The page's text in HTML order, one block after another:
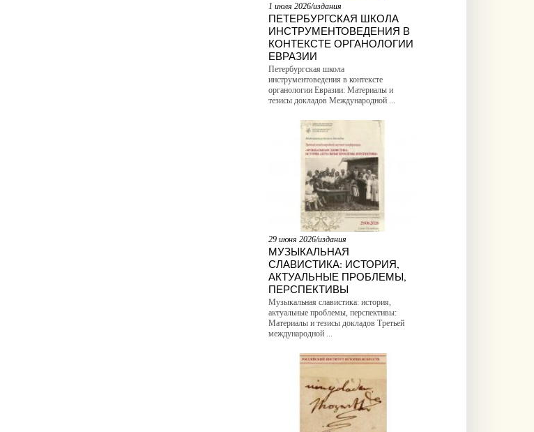
1 июля 2026/издания
ПЕТЕРБУРГСКАЯ ШКОЛА
ИНСТРУМЕНТОВЕДЕНИЯ В
КОНТЕКСТЕ ОРГАНОЛОГИИ
ЕВРАЗИИ
Петербургская школа
инструментоведения в контексте
органологии Евразии: Материалы и
тезисы докладов Международной ...
29 июня 2026/издания
МУЗЫКАЛЬНАЯ
СЛАВИСТИКА: ИСТОРИЯ,
АКТУАЛЬНЫЕ ПРОБЛЕМЫ,
ПЕРСПЕКТИВЫ
Музыкальная славистика: история,
актуальные проблемы, перспективы:
Материалы и тезисы докладов Третьей
международной ...